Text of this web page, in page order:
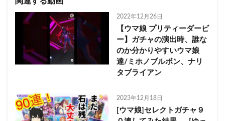
2022年12月26日
【ウマ娘 プリティーダービ
ー】ガチャの演出時、誰な
のか分かりやすいウマ娘
達/ミホノブルボン、ナリ
タブライアン
2023年12月18日
[ウマ娘]セレクトガチャ９